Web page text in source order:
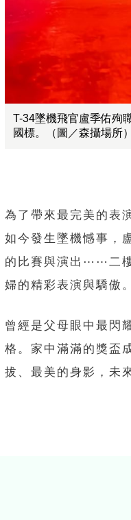
T-34墜機飛官盧季佑殉
國標。（圖／森攝場所）
為了帶來最完美的表
如今發生墜機憾事，
的比賽與演出⋯⋯二
婦的精彩表演與驕傲
曾經是父母眼中最閃
格。家中滿滿的獎盃
拔、最美的身影，未